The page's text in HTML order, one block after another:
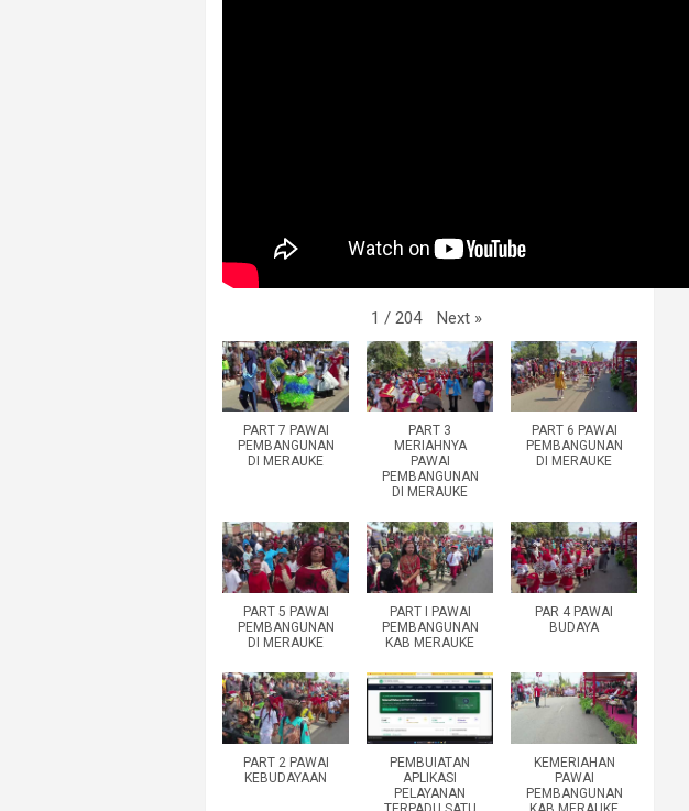
1 / 204 Next »
PART 7 PAWAI
PEMBANGUNAN
DI MERAUKE
PART 3
MERIAHNYA
PAWAI
PEMBANGUNAN
DI MERAUKE
PART 6 PAWAI
PEMBANGUNAN
DI MERAUKE
PART 5 PAWAI
PEMBANGUNAN
DI MERAUKE
PART I PAWAI
PEMBANGUNAN
KAB MERAUKE
PAR 4 PAWAI
BUDAYA
PART 2 PAWAI
KEBUDAYAAN
PEMBUIATAN
APLIKASI
PELAYANAN
KEMERIAHAN
PAWAI
PEMBANGUNAN